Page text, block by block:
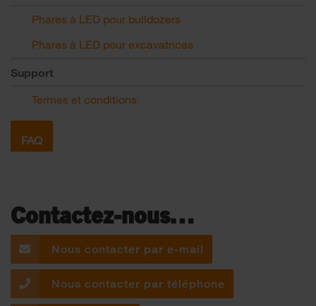
Phares à LED pour bulldozers
Phares à LED pour excavatrices
Support
Termes et conditions
FAQ
Contactez-nous…
Nous contacter par e-mail
Nous contacter par téléphone